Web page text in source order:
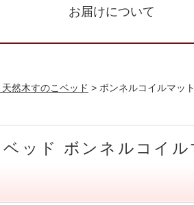
お届けについて
然木すのこベッド > ボンネルコイルマッ
ッド ボンネルコイ